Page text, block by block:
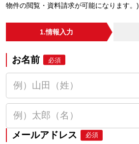
物件の閲覧・資料請求が可能になります。)
1.情報入力
お名前 必須
メールアドレス 必須